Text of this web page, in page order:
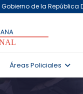
Áreas Policiales